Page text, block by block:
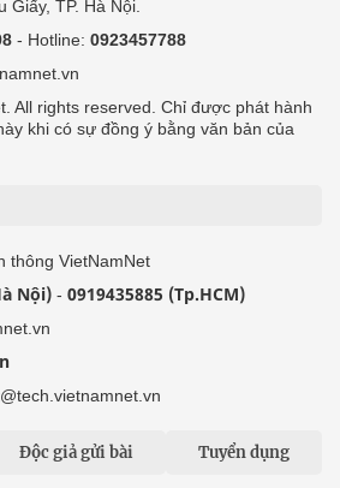
TP. Hà Nội.
- Hotline: 0923457788
All rights reserved. Chỉ được phát hành
khi có sự đồng ý bằng văn bản của
thông VietNamNet
Nội) - 0919435885 (Tp.HCM)
Độc giả gửi bài Tuyển dụng